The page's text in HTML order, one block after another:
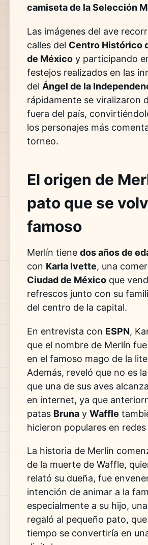
camiseta de la Selección
Las imágenes del ave
calles del Centro Histórico
de Méxicoy participando
festejos realizados en las
del Ángel de la
rápidamente se viralizaron
fuera del país,
los personajes más
torneo.
El origen de
pato que se
famoso
Merlín tiene dos años de
con Karla Ivette, una
Ciudad de Méxicoque
refrescos junto con su
del centro de la capital.
En entrevista con ESPN,
que el nombre de Merlín
en el famoso mago de la
Además, reveló que no es
que una de sus aves
en internet, ya que
patas Brunay Waffle
hicieron populares en redes
La historia de Merlín
de la muerte de Waffle,
relató su dueña, fue
intención de animar a la
especialmente a su hijo,
regaló al pequeño pato,
tiempo se convertiría en